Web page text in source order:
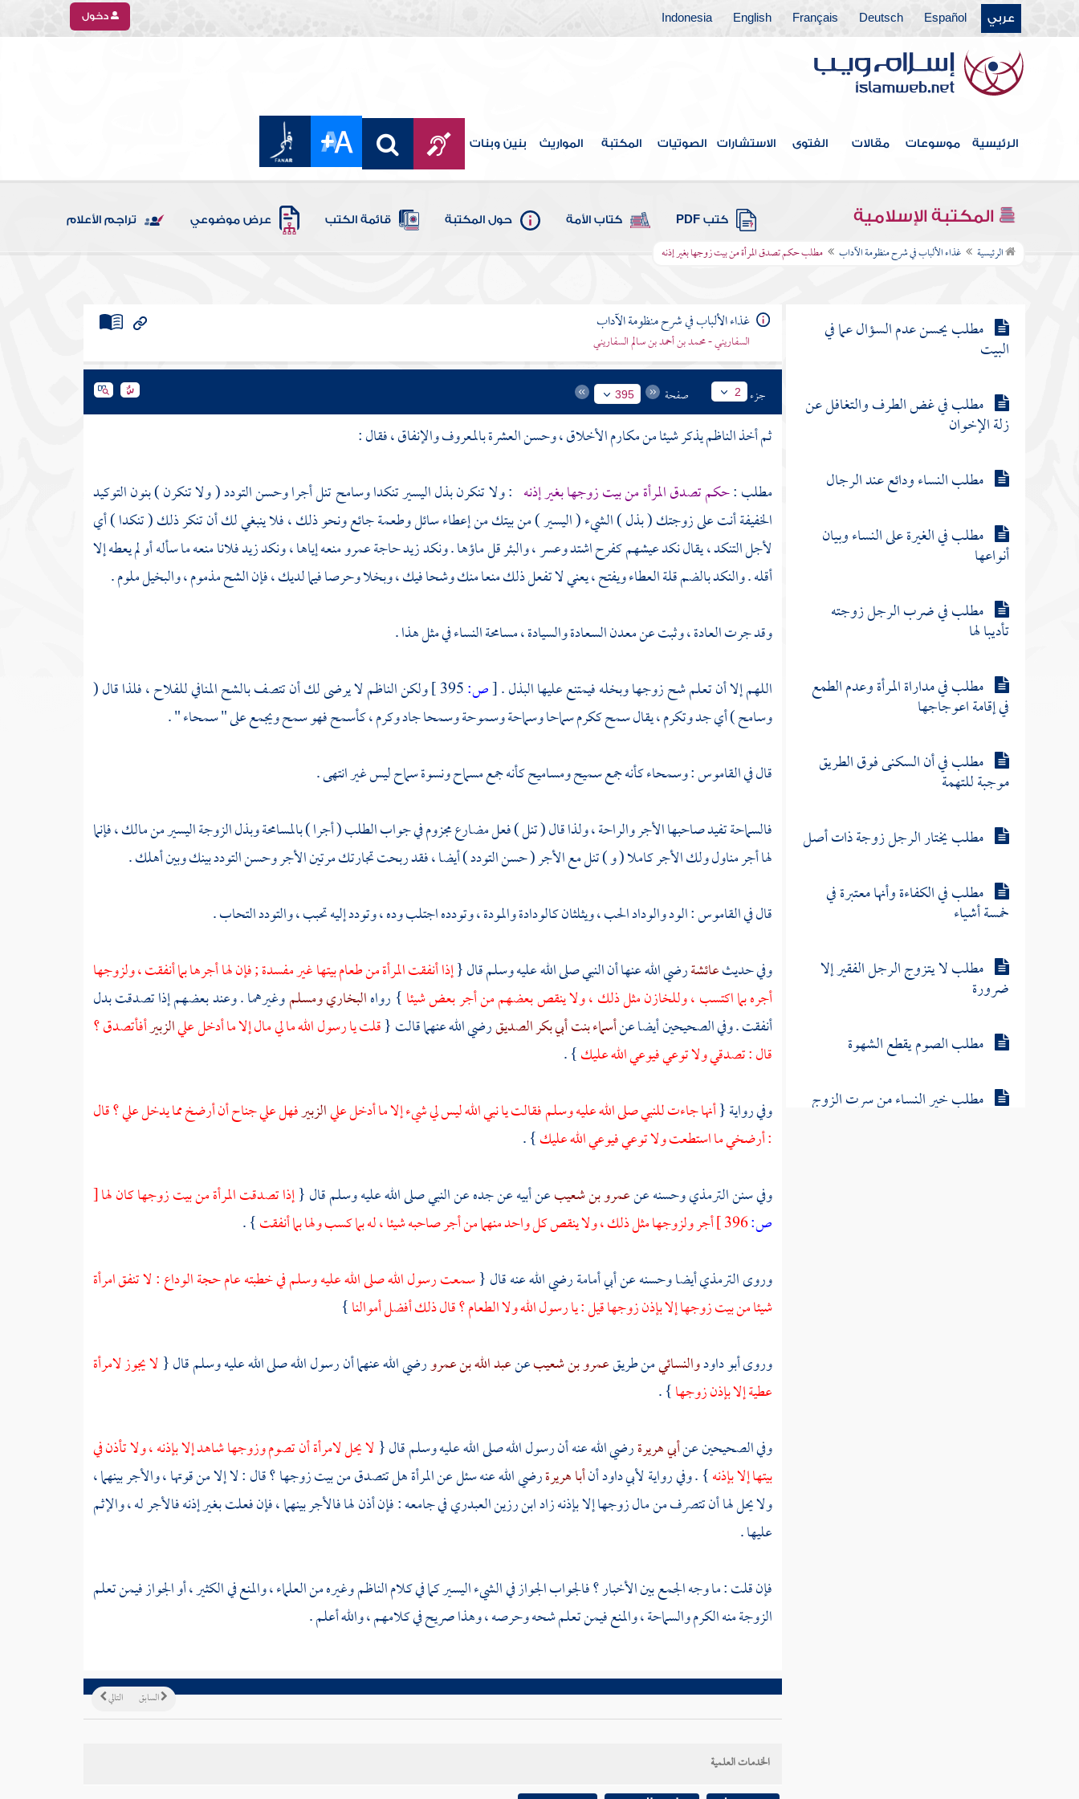
عربي Español
Deutsch
Français
English
Indonesia دخول
الرئيسية موسوعات مقالات الفتوى الاستشارات الصوتيات المكتبة المواريث بنين وبنات
المكتبة الإسلامية كتب PDF كتاب الأمة حول المكتبة قائمة الكتب عرض موضوعي تراجم الأعلام
الرئيسية غذاء الألباب في شرح منظومة الآداب مطلب حكم تصدق المرأة من بيت زوجها بغير إذنه
مطلب في آداب النكاح
مطلب لا ينكح من هي أعلى منه في
مطلب لا يسكن الرجل في دار
زوجته
مطلب حكم تصدق المرأة من بيت
مطلب يحسن عدم السؤال عما في
البيت
مطلب في غض الطرف والتغافل عن
زلة الإخوان
مطلب النساء ودائع عند الرجال
مطلب في الغيرة على النساء وبيان
أنواعها
مطلب في ضرب الرجل زوجته
تأديبا لها
مطلب في مداراة المرأة وعدم الطمع
في إقامة اعوجاجها
مطلب في أن السكنى فوق الطريق
موجبة للتهمة
مطلب يختار الرجل زوجة ذات أصل
مطلب في الكفاءة وأنها معتبرة في
خمسة أشياء
مطلب لا يتزوج الرجل الفقير إلا
ضرورة
مطلب الصوم يقطع الشهوة
مطلب خير النساء من سرت الزوج
غذاء الألباب في شرح منظومة الآداب
السفاريني - محمد بن أحمد بن سالم السفاريني
جزء 2 صفحة 395
ثم أخذالناظميذكر شيئا من مكارم الأخلاق ، وحسن العشرة بالمعروف والإنفاق ، فقال :
مطلب :حكم تصدق المرأة من بيت زوجها بغير إذنه : ولا تنكرن بذل اليسير تنكدا وسامح تنل أجرا وحسن التودد ( ولا تنكرن ) بنون التوكيد
الخفيفة أنت على زوجتك ( بذل ) الشيء ( اليسير ) من بيتك من إعطاء سائل وطعمة جائع ونحو ذلك ، فلا ينبغي لك أن تنكر ذلك ( تنكدا ) أي
لأجل التنكد ، يقال نكد عيشهم كفرح اشتد وعسر ، والبئر قل ماؤها . ونكد زيد حاجة عمرو منعه إياها ، ونكد زيد فلانا منعه ما سأله أو لم يعطه إلا
أقله . والنكد بالضم قلة العطاء ويفتح ، يعني لا تفعل ذلك منعا منك وشحا فيك ، وبخلا وحرصا فيما لديك ، فإن الشح مذموم ، والبخيل ملوم .
وقد جرت العادة ، وثبت عن معدن السعادة والسيادة ، مسامحة النساء في مثل هذا .
اللهم إلا أن تعلم شح زوجها وبخله فيمتنع عليها البذل .[ص: ولكنالناظملا يرضى لك أن تتصف بالشح المنافي للفلاح ، فلذا قال (
وسامح ) أي جد وتكرم ، يقال سمح ككرم سماحا وسماحة وسموحة وسمحا جاد وكرم ، كأسمح فهو سمح ويجمع على " سمحاء " .
قال في القاموس : وسمحاء كأنه جمع سميح ومساميح كأنه جمع مسماح ونسوة سماح ليس غير انتهى .
فالسماحة تفيد صاحبها الأجر والراحة ، ولذا قال ( تنل ) فعل مضارع مجزوم في جواب الطلب ( أجرا ) بالمسامحة وبذل الزوجة اليسير من مالك ، فإنما
لها أجر مناول ولك الأجر كاملا ( و ) تنل مع الأجر ( حسن التودد ) أيضا ، فقد ربحت تجارتك مرتين الأجر وحسن التودد بينك وبين أهلك .
قال في القاموس : الود والوداد الحب ، ويثلثان كالودادة والمودة ، وتودده اجتلب وده ، وتودد إليه تحبب ، والتودد التحاب .
وفي حديثعائشةرضي الله عنها أن النبي صلى الله عليه وسلم قال {إذا أنفقت المرأة من طعام بيتها غير مفسدة ; فإن لها أجرها بما أنفقت ، ولزوجها
أجره بما اكتسب ، وللخازن مثل ذلك ، ولا ينقص بعضهم من أجر بعض شيئا} رواهالبخاريومسلموغيرهما . وعند بعضهم إذا تصدقت بدل
أنفقت . وفي الصحيحين أيضا عنأسماء بنت أبي بكر الصديقرضي الله عنهما قالت {قلت يا رسول الله ما لي مال إلا ما أدخل عليالزبيرأفأتصدق ؟
قال : تصدقي ولا توعي فيوعي الله عليك} .
وفي رواية {أنها جاءت للنبي صلى الله عليه وسلم فقالت يا نبي الله ليس لي شيء إلا ما أدخل عليالزبيرفهل علي جناح أن أرضخ مما يدخل علي ؟ قال
: أرضخي ما استطعت ولا توعي فيوعي الله عليك} .
وفي سننالترمذيوحسنه عنعمرو بن شعيبعن أبيه عن جده عن النبي صلى الله عليه وسلم قال {إذا تصدقت المرأة من بيت زوجها كان لها[
ص:
أجر ولزوجها مثل ذلك ، ولا ينقص كل واحد منهما من أجر صاحبه شيئا ، له بما كسب ولها بما أنفقت} .
وروىالترمذيأيضا وحسنه عنأبي أمامةرضي الله عنه قال {سمعت رسول الله صلى الله عليه وسلم في خطبته عام حجة الوداع : لا تنفق امرأة
شيئا من بيت زوجها إلا بإذن زوجها قيل : يا رسول الله ولا الطعام ؟ قال ذلك أفضل أموالنا}
وروىأبو داودوالنسائيمن طريقعمرو بن شعيبعنعبد الله بن عمرورضي الله عنهما أن رسول الله صلى الله عليه وسلم قال {لا يجوز لامرأة
عطية إلا بإذن زوجها} .
وفي الصحيحين عنأبي هريرةرضي الله عنه أن رسول الله صلى الله عليه وسلم قال {لا يحل لامرأة أن تصوم وزوجها شاهد إلا بإذنه ، ولا تأذن في
بيتها إلا بإذنه} . وفي روايةلأبي داودأنأبا هريرةرضي الله عنه سئل عن المرأة هل تتصدق من بيت زوجها ؟ قال : لا إلا من قوتها ، والأجر بينهما ،
ولا يحل لها أن تتصرف من مال زوجها إلا بإذنه زادابن رزين العبدريفي جامعه : فإن أذن لها فالأجر بينهما ، فإن فعلت بغير إذنه فالأجر له ، والإثم
عليها .
فإن قلت : ما وجه الجمع بين الأخبار ؟ فالجواب الجواز في الشيء اليسير كما في كلامالناظموغيره من العلماء ، والمنع في الكثير ، أو الجواز فيمن تعلم
الزوجة منه الكرم والسماحة ، والمنع فيمن تعلم شحه وحرصه ، وهذا صريح في كلامهم ، والله أعلم .
التالي السابق
الخدمات العلمية